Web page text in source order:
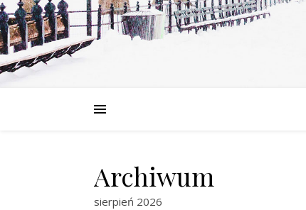
Archiwum
sierpień 2026